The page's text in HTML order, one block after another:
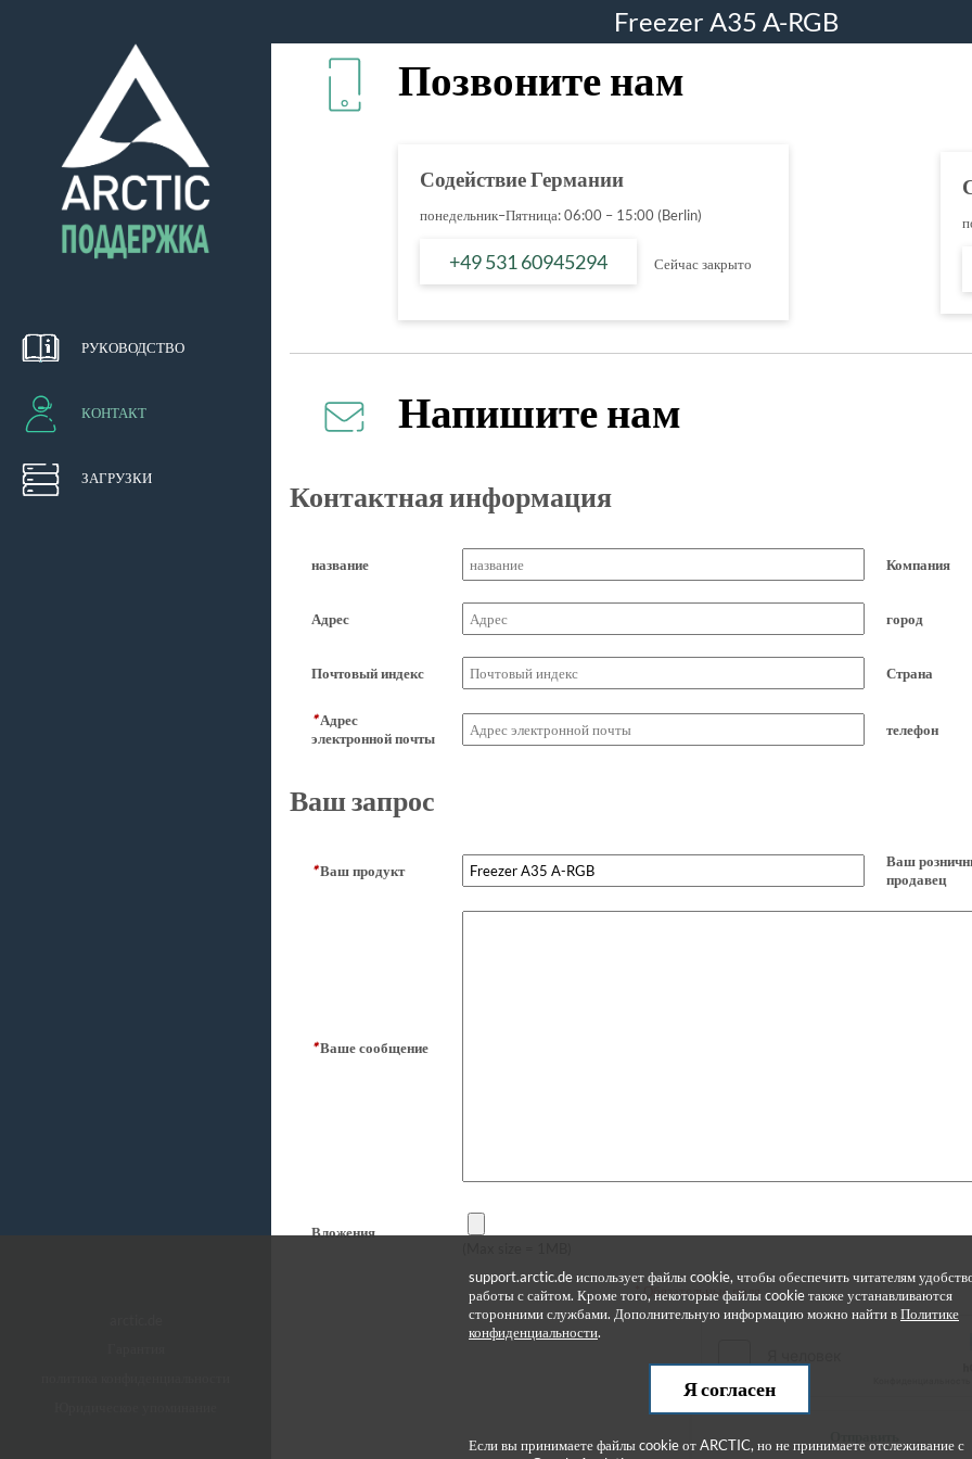
Freezer A35 A-RGB
РУКОВОДСТВО
КОНТАКТ
ЗАГРУЗКИ
Позвоните нам
Содействие Германии
понедельник–Пятница: 06:00 – 15:00 (Berlin)
+49 531 60945294 Сейчас закрыто
Напишите нам
Контактная информация
название Компания
Адрес город
Почтовый индекс Страна
*Адрес
электронной почты
телефон
Ваш запрос
*Ваш продукт
Ваш
продавец
*Ваше сообщение
Вложения
* Обязательные поля
support.arctic.de использует файлы cookie, чтобы обеспечить читателям
работы с сайтом. Кроме того, некоторые файлы cookie также устанавливаются
сторонними службами. Дополнительную информацию можно найти вПолитике
конфиденциальности.
Я согласен
Если вы принимаете файлы cookie от ARCTIC, но не принимаете отслеживание с